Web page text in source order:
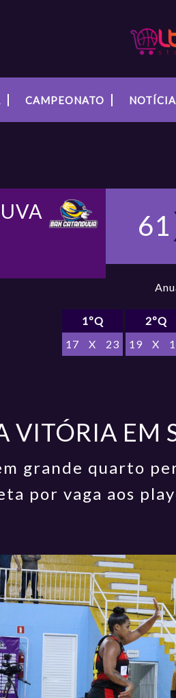
CAMPEONATO
61
1ºQ
17
X 23
2ºQ
19
X
VITÓRIA EM
grande quarto
por vaga aos